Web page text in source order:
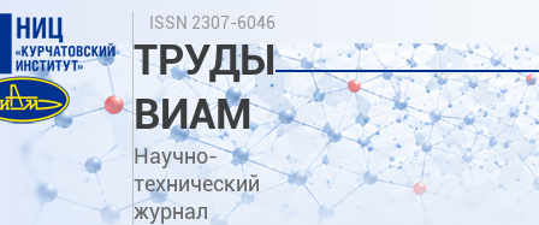
Перейти
основному
содержанию
ISSN 2307-6046
ТРУДЫ
ВИАМ
Научно-
технический
журнал
Поиск